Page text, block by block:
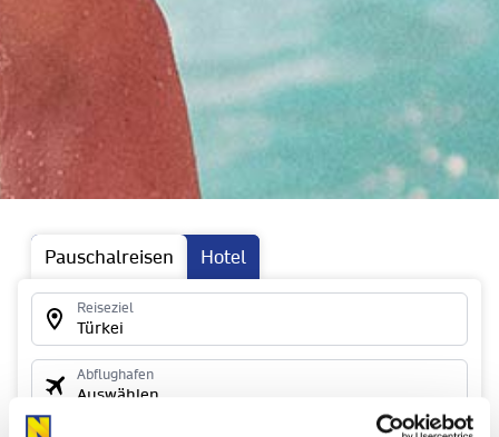
Pauschalreisen Hotel
Reiseziel
Türkei
Abflughafen
Auswählen